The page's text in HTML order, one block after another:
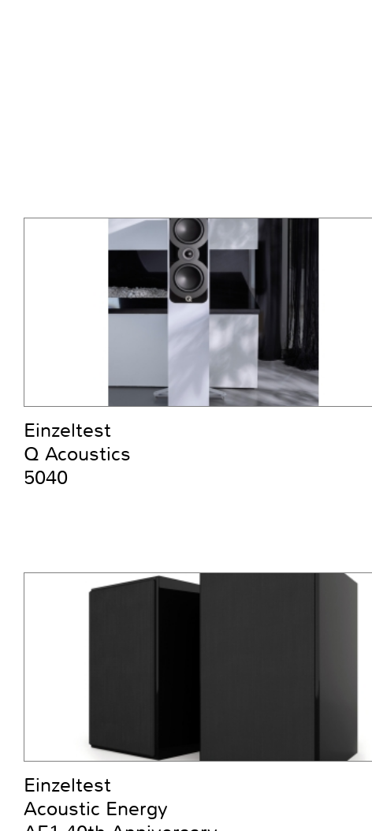
Einzeltest
Q Acoustics
5040
Einzeltest
Acoustic Energy